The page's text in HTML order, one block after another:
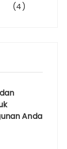
(4)
Anda